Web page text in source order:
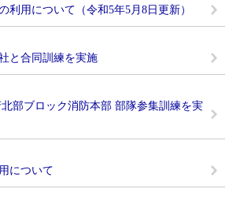
利用について（令和5年5月8日更新）
と合同訓練を実施
部ブロック消防本部 部隊参集訓練を実
について